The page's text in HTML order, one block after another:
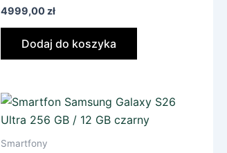
4999,00 zł
Dodaj do koszyka
Smartfony